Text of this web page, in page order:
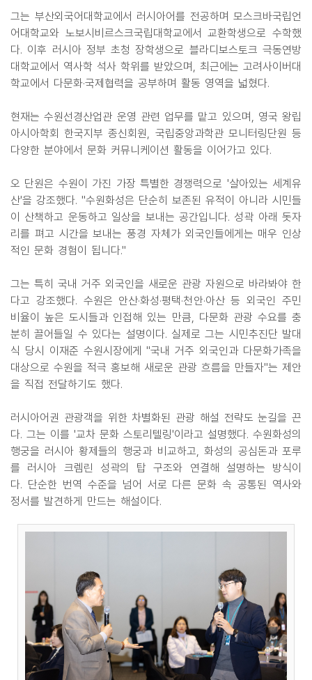
그는 부산외국어대학교에서 러시아어를 전공하며 모스크바국립언
어대학교와 노보시비르스크국립대학교에서 교환학생으로 수학했
다. 이후 러시아 정부 초청 장학생으로 블라디보스토크 극동연방
대학교에서 역사학 석사 학위를 받았으며, 최근에는 고려사이버대
학교에서 다문화·국제협력을 공부하며 활동 영역을 넓혔다.
현재는 수원선경산업관 운영 관련 업무를 맡고 있으며, 영국 왕립
아시아학회 한국지부 종신회원, 국립중앙과학관 모니터링단원 등
다양한 분야에서 문화 커뮤니케이션 활동을 이어가고 있다.
오 단원은 수원이 가진 가장 특별한 경쟁력으로 '살아있는 세계유
산'을 강조했다. "수원화성은 단순히 보존된 유적이 아니라 시민들
이 산책하고 운동하고 일상을 보내는 공간입니다. 성곽 아래 돗자
리를 펴고 시간을 보내는 풍경 자체가 외국인들에게는 매우 인상
적인 문화 경험이 됩니다."
그는 특히 국내 거주 외국인을 새로운 관광 자원으로 바라봐야 한
다고 강조했다. 수원은 안산·화성·평택·천안·아산 등 외국인 주민
비율이 높은 도시들과 인접해 있는 만큼, 다문화 관광 수요를 충
분히 끌어들일 수 있다는 설명이다. 실제로 그는 시민추진단 발대
식 당시 이재준 수원시장에게 "국내 거주 외국인과 다문화가족을
대상으로 수원을 적극 홍보해 새로운 관광 흐름을 만들자"는 제안
을 직접 전달하기도 했다.
러시아어권 관광객을 위한 차별화된 관광 해설 전략도 눈길을 끈
다. 그는 이를 '교차 문화 스토리텔링'이라고 설명했다. 수원화성의
행궁을 러시아 황제들의 행궁과 비교하고, 화성의 공심돈과 포루
를 러시아 크렘린 성곽의 탑 구조와 연결해 설명하는 방식이
다. 단순한 번역 수준을 넘어 서로 다른 문화 속 공통된 역사와
정서를 발견하게 만드는 해설이다.